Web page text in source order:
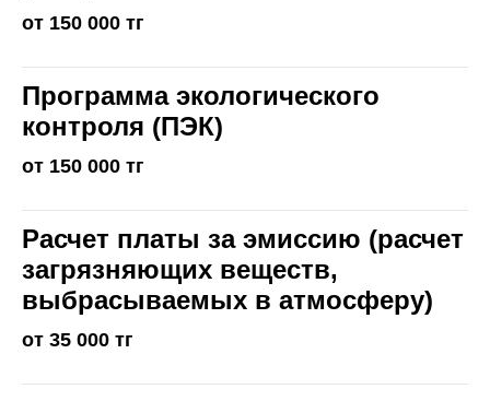
от 150 000 тг
Программа экологического
контроля (ПЭК)
от 150 000 тг
Расчет платы за эмиссию (расчет
загрязняющих веществ,
выбрасываемых в атмосферу)
от 35 000 тг